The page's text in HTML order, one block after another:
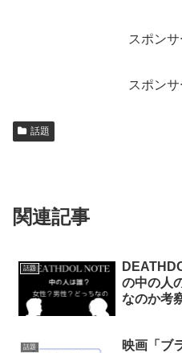
スポン
スポン
話題
関連記事
話題
の中の人
なのか考
話題
映画「ブ